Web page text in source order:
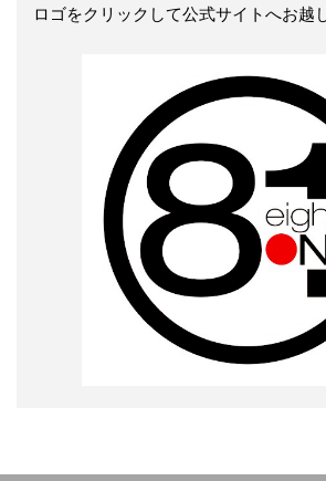
ロゴをクリックして公式サイトへお越